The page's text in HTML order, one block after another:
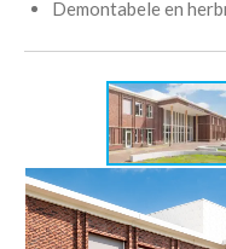
Demontabele en